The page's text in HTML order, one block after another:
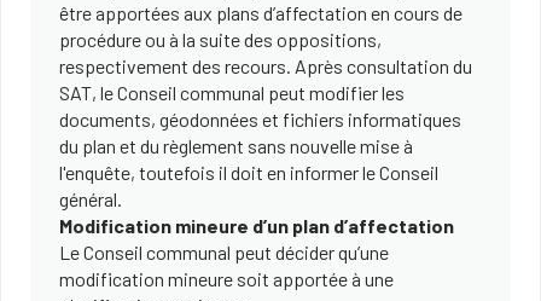
être apportées aux plans d’affectation en cours de
procédure ou à la suite des oppositions,
respectivement des recours. Après consultation du
SAT, le Conseil communal peut modifier les
documents, géodonnées et fichiers informatiques
du plan et du règlement sans nouvelle mise à
l'enquête, toutefois il doit en informer le Conseil
général.
Modification mineure d’un plan d’affectation
Le Conseil communal peut décider qu’une
modification mineure soit apportée à une